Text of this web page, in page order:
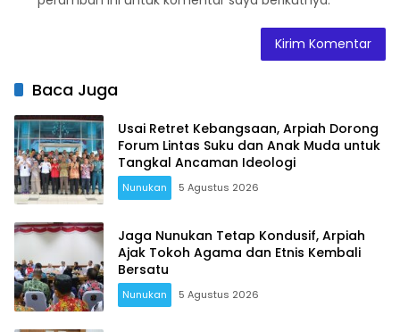
Baca Juga
Usai Retret Kebangsaan, Arpiah Dorong
Forum Lintas Suku dan Anak Muda untuk
Tangkal Ancaman Ideologi
Nunukan 5 Agustus 2026
Jaga Nunukan Tetap Kondusif, Arpiah
Ajak Tokoh Agama dan Etnis Kembali
Bersatu
Nunukan 5 Agustus 2026